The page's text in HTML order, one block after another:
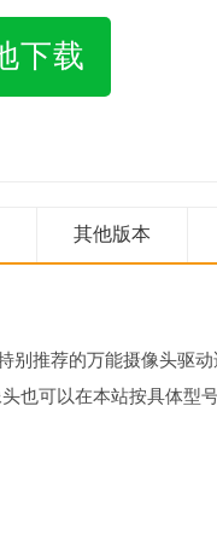
下载
其他版本
特别推荐的万能摄像头驱
也可以在本站按具体型